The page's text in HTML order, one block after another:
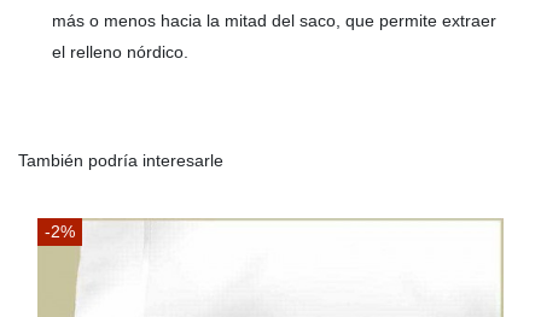
más o menos hacia la mitad del saco, que permite extraer
el relleno nórdico.
También podría interesarle
-2%